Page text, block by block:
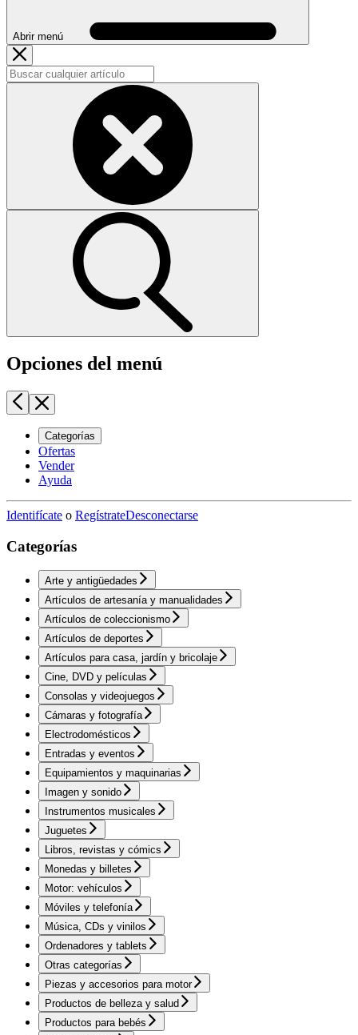
Abrir menú
Opciones del menú
Categorías
Ofertas
Vender
Ayuda
Identifícate o RegístrateDesconectarse
Categorías
Arte y antigüedades
Artículos de artesanía y manualidades
Artículos de coleccionismo
Artículos de deportes
Artículos para casa, jardín y bricolaje
Cine, DVD y películas
Consolas y videojuegos
Cámaras y fotografía
Electrodomésticos
Entradas y eventos
Equipamientos y maquinarias
Imagen y sonido
Instrumentos musicales
Juguetes
Libros, revistas y cómics
Monedas y billetes
Motor: vehículos
Móviles y telefonía
Música, CDs y vinilos
Ordenadores y tablets
Otras categorías
Piezas y accesorios para motor
Productos de belleza y salud
Productos para bebés